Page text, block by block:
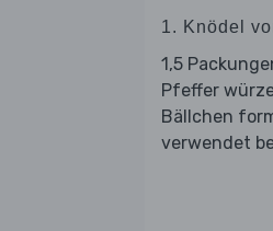
1. Knödel
1,5
Pfeffer
Bällchen
verwendet